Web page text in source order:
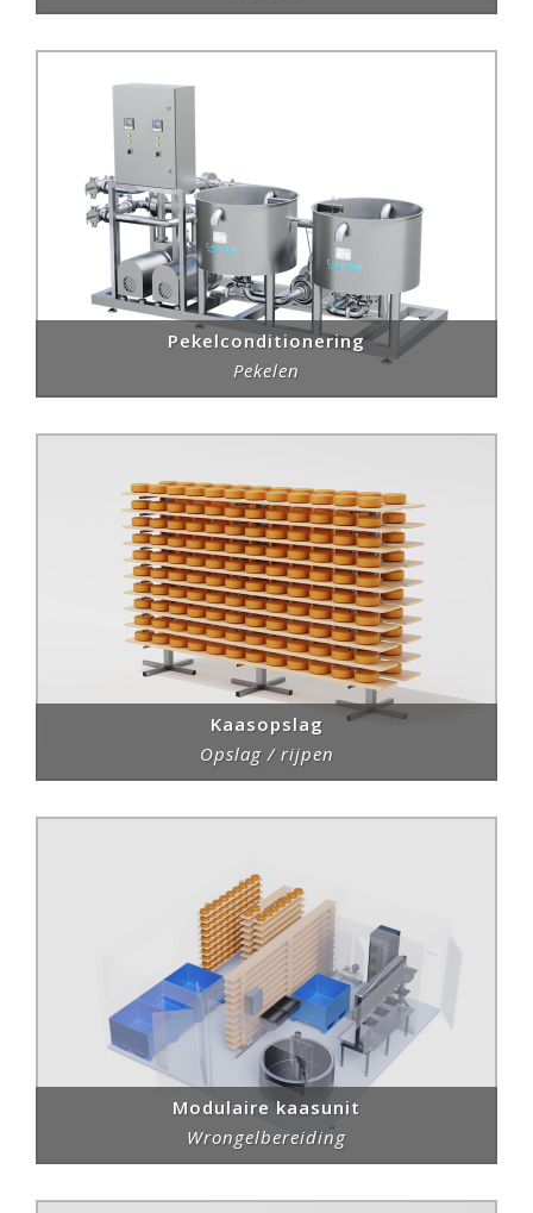
Pekelconditionering
Pekelen
Kaasopslag
Opslag / rijpen
Modulaire kaasunit
Wrongelbereiding